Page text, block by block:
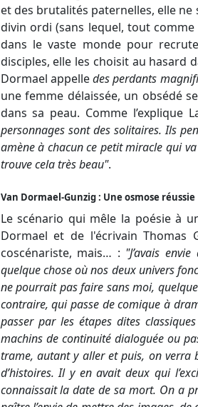
et des brutalités paternelles, elle
divin ordi (sans lequel, tout
dans le vaste monde pour
disciples, elle les choisit au hasard
Dormael appelledesperdants
une femme délaissée, un obsédé
dans sa peau. Comme l’explique
personnages sont des solitaires. Ils
amène à chacun ce petit miracle qui
trouve cela très beau".
Van Dormael-Gunzig : Une osmose réussie
Le scénario qui mêle la poésie à
Dormael et de l'écrivain Thomas
coscénariste, mais… : "J’avais
quelque chose où nos deux univers
ne pourrait pas faire sans moi,
contraire, qui passe de comique à
passer par les étapes dites
machins de continuité dialoguée ou
trame, autant y aller et puis, on verra
d’histoires. Il y en avait deux qui
connaissait la date de sa mort. On a